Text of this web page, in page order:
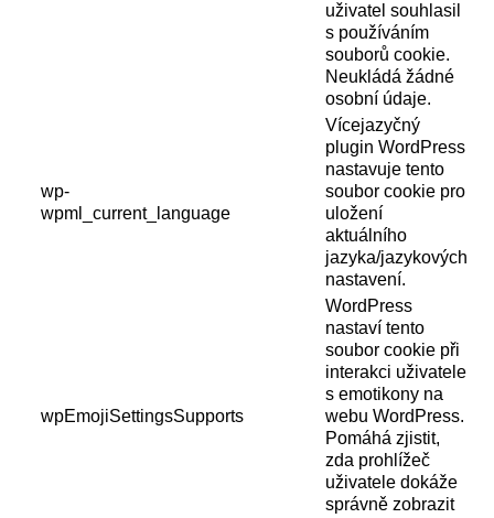
uživatel souhlasil
s používáním
souborů cookie.
Neukládá žádné
osobní údaje.
wp-
wpml_current_language
Vícejazyčný
plugin WordPress
nastavuje tento
soubor cookie pro
uložení
aktuálního
jazyka/jazykových
nastavení.
wpEmojiSettingsSupports
WordPress
nastaví tento
soubor cookie při
interakci uživatele
s emotikony na
webu WordPress.
Pomáhá zjistit,
zda prohlížeč
uživatele dokáže
správně zobrazit